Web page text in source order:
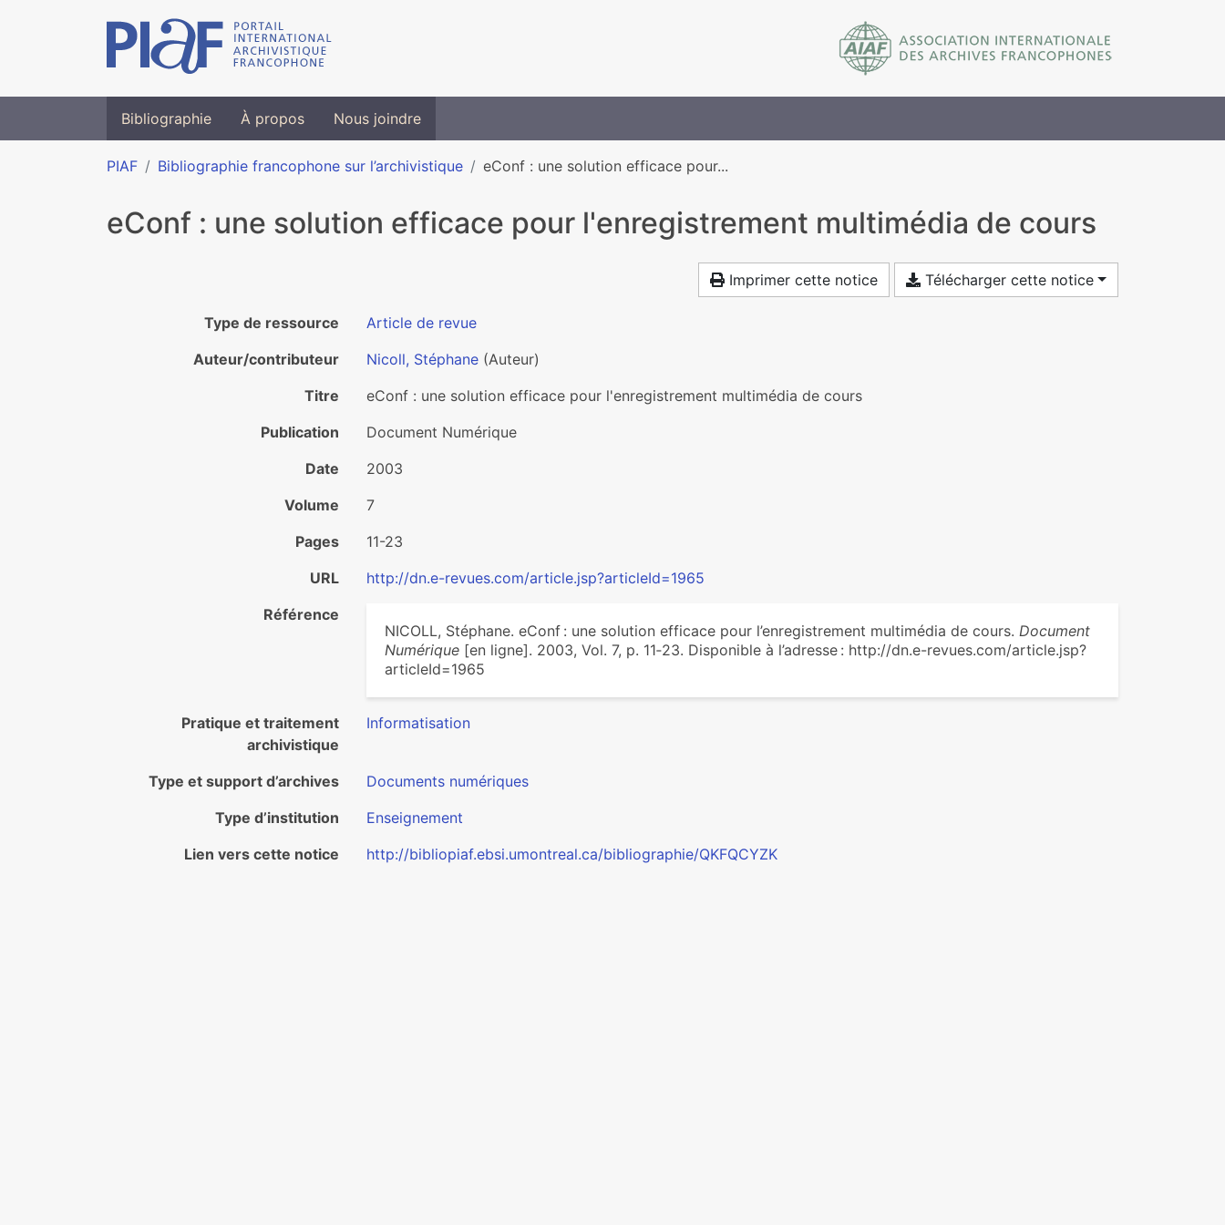
Bibliographie À propos Nous joindre
PIAF Bibliographie francophone sur l’archivistique eConf : une solution efficace pour...
eConf : une solution efficace pour l'enregistrement multimédia de cours
Imprimer cette notice Télécharger cette notice
Type de ressource
Article de revue
Auteur/contributeur
Nicoll, Stéphane (Auteur)
Titre
eConf : une solution efficace pour l'enregistrement multimédia de cours
Publication
Document Numérique
Date
2003
Volume
7
Pages
11-23
URL
http://dn.e-revues.com/article.jsp?articleId=1965
Référence
NICOLL, Stéphane. eConf : une solution efficace pour l’enregistrement multimédia de cours. Document
Numérique [en ligne]. 2003, Vol. 7, p. 11‑23. Disponible à l’adresse : http://dn.e-revues.com/article.jsp?
articleId=1965
Pratique et traitement
archivistique
Informatisation
Type et support d’archives
Documents numériques
Type d’institution
Enseignement
Lien vers cette notice
http://bibliopiaf.ebsi.umontreal.ca/bibliographie/QKFQCYZK